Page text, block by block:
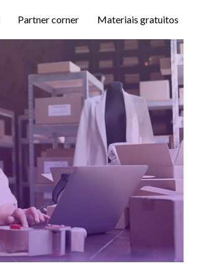
Partner corner Materiais gratuitos